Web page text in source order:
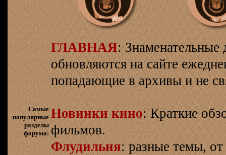
ГЛАВНАЯ: Знаменательные
обновляются на сайте
попадающие в архивы и не
Самые
популярные
разделы
форума:
Новинки кино: Краткие
фильмов.
Флудильня: разные темы,